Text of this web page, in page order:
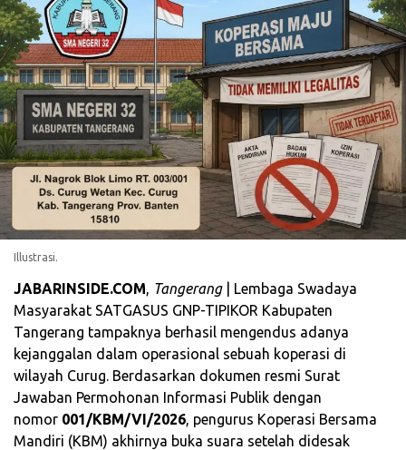
Illustrasi.
JABARINSIDE.COM, Tangerang
| Lembaga Swadaya
Masyarakat SATGASUS GNP-TIPIKOR Kabupaten
Tangerang tampaknya berhasil mengendus adanya
kejanggalan dalam operasional sebuah koperasi di
wilayah Curug. Berdasarkan dokumen resmi Surat
Jawaban Permohonan Informasi Publik dengan
nomor 001/KBM/VI/2026, pengurus Koperasi Bersama
Mandiri (KBM) akhirnya buka suara setelah didesak